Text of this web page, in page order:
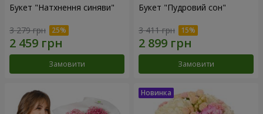
Букет "Натхнення синяви"
3 279 грн
Замовити
Букет "Пудровий сон"
3 411 грн
Замовити